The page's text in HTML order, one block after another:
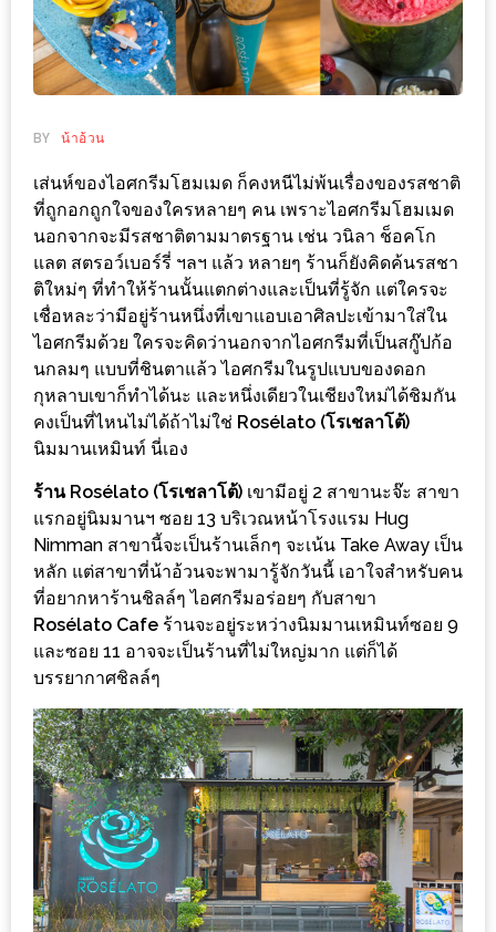
ชิม
ที่
HIMMA
10
ร้าน
พ่อ
ค้า
แซ่บ
แม่ค้า
สวย
ร้าน
รวย
เสน่ห์
ของ
เชียงใหม่
ที่
ต้อง
ไป
ลอง
16
ร้าน
อร่อย
ที่
ต้อง
มา
ลอง
BY น้าอ้วน
เส่นห์ของไอศกรีมโฮมเมด ก็คงหนีไม่พ้นเรื่องของรสชาติ
ที่ถูกอกถูกใจของใครหลายๆ คน เพราะไอศกรีมโฮมเมด
นอกจากจะมีรสชาติตามมาตรฐาน เช่น วนิลา ช็อคโก
แลต สตรอว์เบอร์รี่ ฯลฯ แล้ว หลายๆ ร้านก็ยังคิดค้นรสชา
ติใหม่ๆ ที่ทำให้ร้านนั้นแตกต่างและเป็นที่รู้จัก แต่ใครจะ
เชื่อหละว่ามีอยู่ร้านหนึ่งที่เขาแอบเอาศิลปะเข้ามาใส่ใน
ไอศกรีมด้วย ใครจะคิดว่านอกจากไอศกรีมที่เป็นสกู๊ปก้อ
นกลมๆ แบบที่ชินตาแล้ว ไอศกรีมในรูปแบบของดอก
กุหลาบเขาก็ทำได้นะ และหนึ่งเดียวในเชียงใหม่ได้ชิมกัน
คงเป็นที่ไหนไม่ได้ถ้าไม่ใช่ Rosélato (โรเชลาโต้)
นิมมานเหมินท์ นี่เอง
ร้าน Rosélato (โรเชลาโต้) เขามีอยู่ 2 สาขานะจ๊ะ สาขา
แรกอยู่นิมมานฯ ซอย 13 บริเวณหน้าโรงแรม Hug
Nimman สาขานี้จะเป็นร้านเล็กๆ จะเน้น Take Away เป็น
หลัก แต่สาขาที่น้าอ้วนจะพามารู้จักวันนี้ เอาใจสำหรับคน
ที่อยากหาร้านชิลล์ๆ ไอศกรีมอร่อยๆ กับสาขา
Rosélato Cafe ร้านจะอยู่ระหว่างนิมมานเหมินท์ซอย 9
และซอย 11 อาจจะเป็นร้านที่ไม่ใหญ่มาก แต่ก็ได้
บรรยากาศชิลล์ๆ